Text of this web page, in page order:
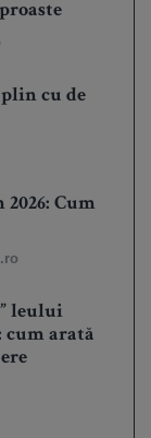
plin cu de
Cum
leului
cum arată